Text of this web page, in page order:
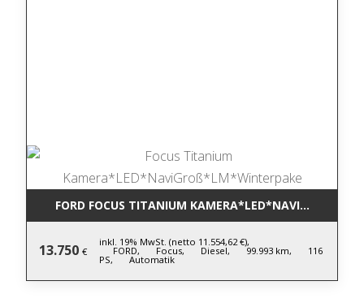
FORD FOCUS TITANIUM
13.750 €
inkl. 19% MwSt. (netto 11.554,62 €),
FORD, Focus, Diesel, 99.993 km, 116
PS, Automatik